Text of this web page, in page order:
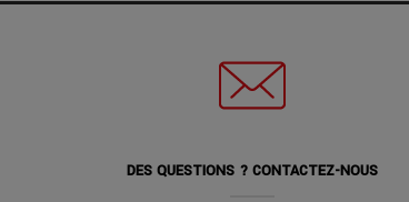
DES QUESTIONS ? CONTACTEZ-NOUS